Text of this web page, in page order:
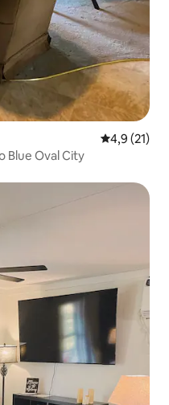
Средна
4,9 (21)
Blue Oval City